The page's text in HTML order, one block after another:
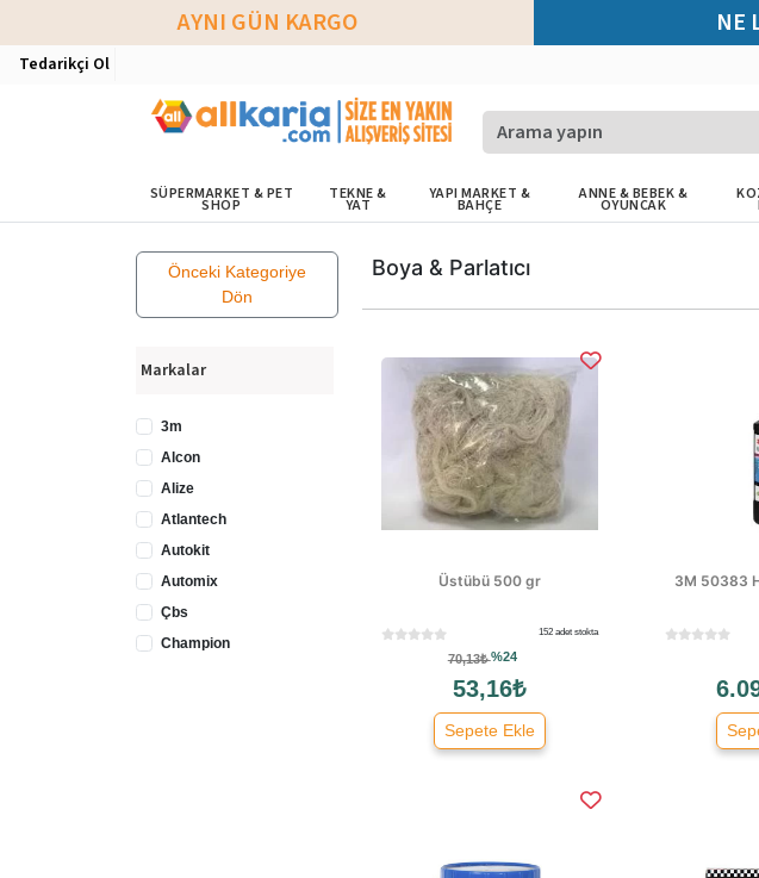
AYNI GÜN KARGO NE
Tedarikçi Ol
SÜPERMARKET & PET
SHOP
TEKNE &
YAT
YAPI MARKET &
BAHÇE
ANNE & BEBEK &
OYUNCAK
Önceki Kategoriye
Dön
Markalar
3m
Alcon
Alize
Atlantech
Autokit
Automix
Çbs
Champion
Boya & Parlatıcı
Üstübü 500 gr
152 adet stokta
70,13₺%24
53,16₺
Sepete Ekle
3M 50383